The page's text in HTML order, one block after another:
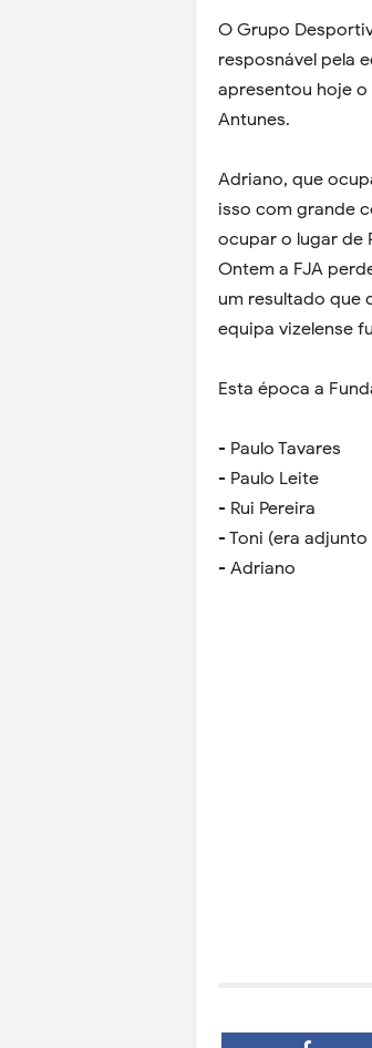
O Grupo
resposnável pela
apresentou hoje
Antunes.
Adriano, que
isso com grande
ocupar o lugar de
Ontem a FJA
um resultado que
equipa vizelense
Esta época a
- Paulo Tavares
- Paulo Leite
- Rui Pereira
- Toni (era
- Adriano